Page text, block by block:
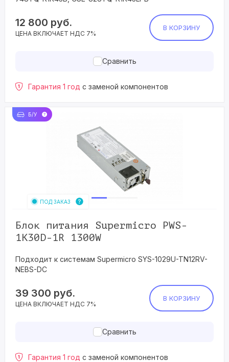
12 800 руб.
ЦЕНА ВКЛЮЧАЕТ НДС 7%
В КОРЗИНУ
Сравнить
Гарантия 1 год с заменой компонентов
Б/У
ПОД ЗАКАЗ
Блок питания Supermicro PWS-
1K30D-1R 1300W
Подходит к системам Supermicro SYS-1029U-TN12RV-
NEBS-DC
39 300 руб.
ЦЕНА ВКЛЮЧАЕТ НДС 7%
В КОРЗИНУ
Сравнить
Гарантия 1 год с заменой компонентов